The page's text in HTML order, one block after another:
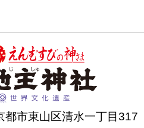
都市東山区清水一丁目317